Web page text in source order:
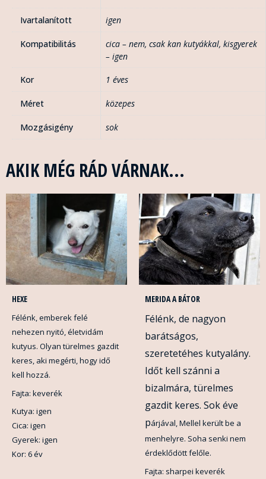
Ivartalanított igen
Kompatibilitás cica – nem, csak kan kutyákkal, kisgyerek
– igen
Kor 1 éves
Méret közepes
Mozgásigény sok
AKIK MÉG RÁD VÁRNAK...
HEXE
Félénk, emberek felé
nehezen nyitó, életvidám
kutyus. Olyan türelmes gazdit
keres, aki megérti, hogy idő
kell hozzá.
Fajta: keverék
Kutya: igen
Cica: igen
Gyerek: igen
Kor: 6 év
MERIDA A BÁTOR
Félénk, de nagyon
barátságos,
szeretetéhes kutyalány.
Időt kell szánni a
bizalmára, türelmes
gazdit keres. Sok éve
párjával, Mellel került be a
menhelyre. Soha senki nem
érdeklődött felőle.
Fajta: sharpei keverék